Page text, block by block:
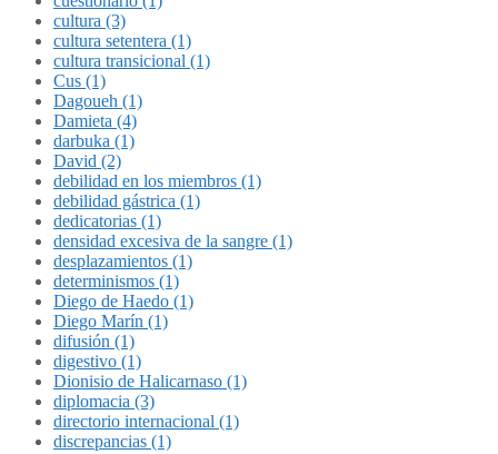
cultura (3)
cultura setentera (1)
cultura transicional (1)
Cus (1)
Dagoueh (1)
Damieta (4)
darbuka (1)
David (2)
debilidad en los miembros (1)
debilidad gástrica (1)
dedicatorias (1)
densidad excesiva de la sangre (1)
desplazamientos (1)
determinismos (1)
Diego de Haedo (1)
Diego Marín (1)
difusión (1)
digestivo (1)
Dionisio de Halicarnaso (1)
diplomacia (3)
directorio internacional (1)
discrepancias (1)